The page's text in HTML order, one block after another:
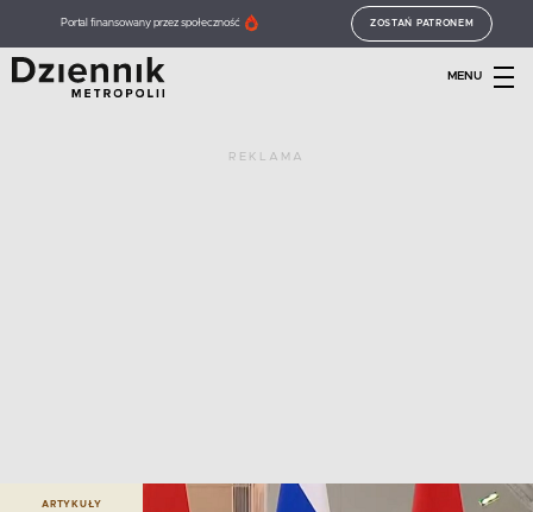
Portal finansowany przez społeczność ZOSTAŃ PATRONEM
MENU
REKLAMA
ARTYKUŁY